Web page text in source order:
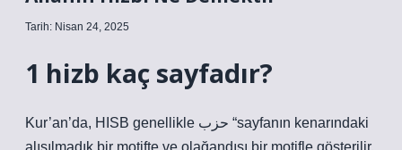
Tarih: Nisan 24, 2025
1 hizb kaç sayfadır?
Kur’an’da, HISB genellikle حزب “sayfanın kenarındaki
alışılmadık bir motifte ve olağandışı bir motifle gösterilir.